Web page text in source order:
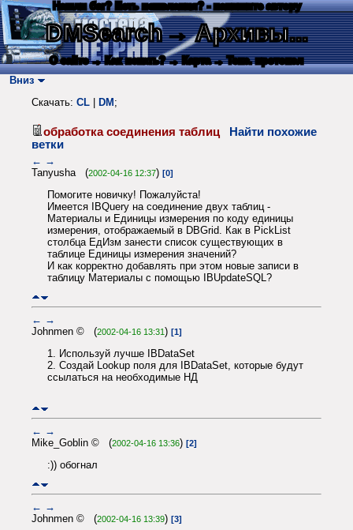
Нашли баг? Есть пожелания? - напишите автору
DMSearch→ Архивы...
О сайте → Как искать? → Карта → Текс. протокол
Вниз
Скачать: CL DM ;
обработка соединения таблиц
Найти похожие
ветки
← →
Tanyusha (2002-04-16 12:37) [0]
Помогите новичку! Пожалуйста!
Имеется IBQuery на соединение двух таблиц -
Материалы и Единицы измерения по коду единицы
измерения, отображаемый в DBGrid. Как в PickList
столбца ЕдИзм занести список существующих в
таблице Единицы измерения значений?
И как корректно добавлять при этом новые записи в
таблицу Материалы с помощью IBUpdateSQL?
← →
Johnmen © (2002-04-16 13:31) [1]
1. Используй лучше IBDataSet
2. Создай Lookup поля для IBDataSet, которые будут
ссылаться на необходимые НД
← →
Mike_Goblin © (2002-04-16 13:36) [2]
:)) обогнал
← →
Johnmen © (2002-04-16 13:39) [3]